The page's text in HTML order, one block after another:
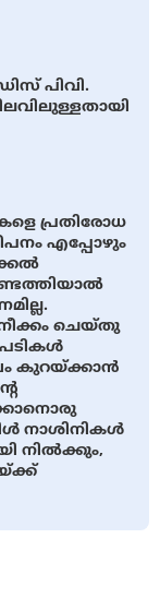
പിവി.
പ്രതിരോധ
എപ്പോഴും
ചെയ്തു
കുറയ്ക്കാന്‍
നാശിനികള്‍
നില്‍ക്കും,